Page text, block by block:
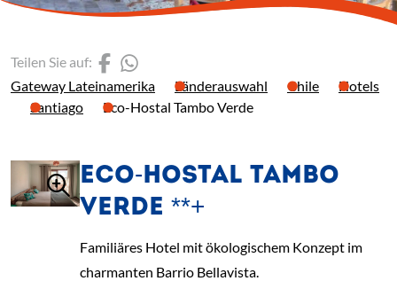
Gateway Lateinamerika Länderauswahl Chile
Hotels
Santiago
Eco-Hostal Tambo Verde
Teilen Sie auf: (Link öffnet einen neuen
ECO-HOSTAL TAMBO
VERDE **+
Familiäres Hotel mit ökologischem Konzept im
charmanten Barrio Bellavista.